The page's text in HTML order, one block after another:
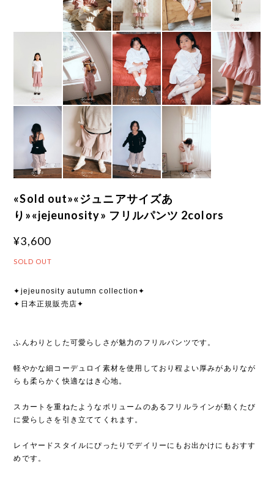
«Sold out»«ジュニアサイズあ
り»«jejeunosity» フリルパンツ 2colors
¥3,600
SOLD OUT
✦jejeunosity autumn collection✦
✦日本正規販売店✦
ふんわりとした可愛らしさが魅力のフリルパンツです。
軽やかな細コーデュロイ素材を使用しており程よい厚みがありなが
らも柔らかく快適なはき心地。
スカートを重ねたようなボリュームのあるフリルラインが動くたび
に愛らしさを引き立ててくれます。
レイヤードスタイルにぴったりでデイリーにもお出かけにもおすす
めです。